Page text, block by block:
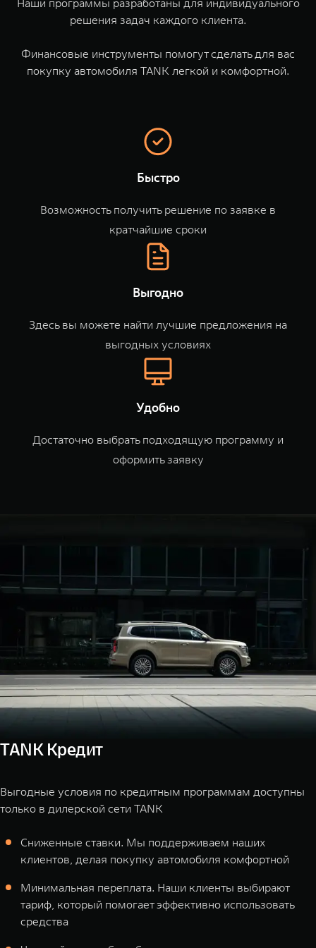
TANK 500
от 6 499 000 ₽
TANK 700
Сила признания
от 10 199 000 ₽
от 6 149 000 ₽
WEY 05
от 5 699 000 ₽
WEY 80
Масштаб возможностей
WEY 80 Лаундж
Масштаб возможностей
от 8 099 000 ₽
TANK Финансы
TANK ФИНАНСЫ
Сервис
Моторные масла
Наши программы разработаны для индивидуального
решения задач каждого клиента.⁣⁣⁣⁣
Финансовые инструменты помогут сделать для вас
покупку автомобиля TANK легкой и комфортной.
Быстро
Возможность получить решение по заявке в
кратчайшие сроки
Выгодно
Здесь вы можете найти лучшие предложения на
выгодных условиях
Удобно
Достаточно выбрать подходящую программу и
оформить заявку
TANK Кредит
Выгодные условия по кредитным программам доступны
только в дилерской сети TANK
Сниженные ставки. Мы поддерживаем наших
клиентов, делая покупку автомобиля комфортной
Минимальная переплата. Наши клиенты выбирают
тариф, который помогает эффективно использовать
средства